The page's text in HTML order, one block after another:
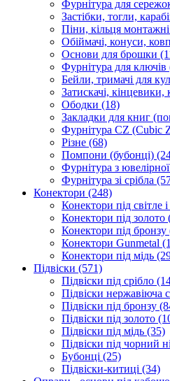
Фурнітура для
Застібки, тогли,
Піни, кільця монтажні
Обіймачі, конуси,
Основи для брошки
Фурнітура для ключів
Бейли, тримачі для
Затискачі, кінцевики,
Ободки (18)
Закладки для книг
Фурнітура CZ (Cubic
Різне (68)
Помпони (бубонці)
Фурнітура з ювелірної
Фурнітура зі срібла
Конектори (248)
Конектори під світле
Конектори під золото
Конектори під бронзу
Конектори Gunmetal
Конектори під мідь
Підвіски (571)
Підвіски під срібло
Підвіски нержавіюча
Підвіски під бронзу
Підвіски під золото
Підвіски під мідь (35)
Підвіски під чорний
Бубонці (25)
Підвіски-китиці (34)